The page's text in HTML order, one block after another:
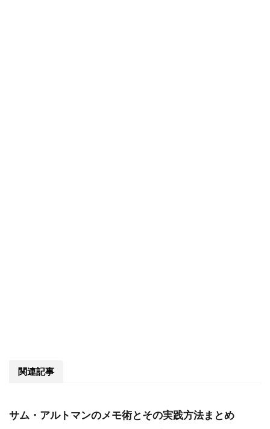
関連記事
サム・アルトマンのメモ術とその実践方法まとめ